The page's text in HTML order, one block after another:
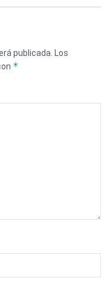
publicada. Los
*